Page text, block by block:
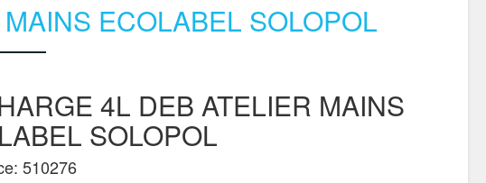
ECOLABEL SOLOPOL
4L DEB ATELIER MAINS
SOLOPOL
510276